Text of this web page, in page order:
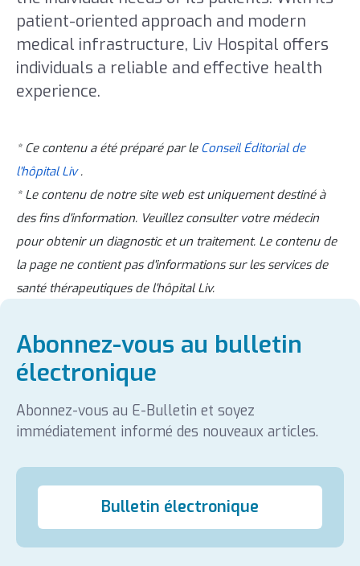
patient-oriented approach and modern
medical infrastructure, Liv Hospital offers
individuals a reliable and effective health
experience.
* Ce contenu a été préparé par le Conseil Éditorial de
l'hôpital Liv.
* Le contenu de notre site web est uniquement destiné à
des fins d'information. Veuillez consulter votre médecin
pour obtenir un diagnostic et un traitement. Le contenu de
la page ne contient pas d'informations sur les services de
santé thérapeutiques de l'hôpital Liv.
Abonnez-vous au bulletin
électronique
Abonnez-vous au E-Bulletin et soyez
immédiatement informé des nouveaux articles.
Bulletin électronique